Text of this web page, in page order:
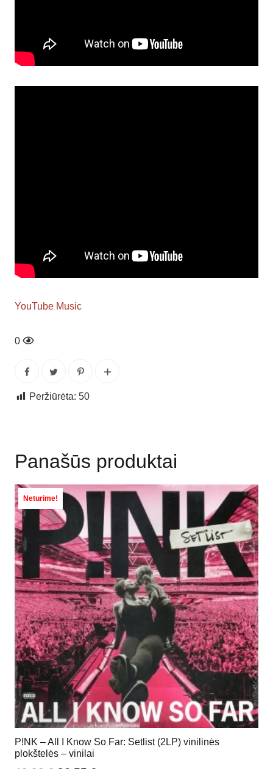
YouTube Music
0
Peržiūrėta: 50
Panašūs produktai
Neturime!
P!NK – All I Know So Far: Setlist (2LP) vinilinės
plokštelės – vinilai